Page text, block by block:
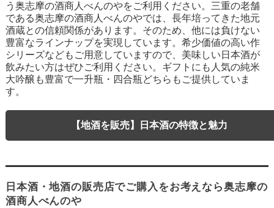
う奥志摩の酒商人べんのやをご利用ください。三重の老舗
である奥志摩の酒商人べんのやでは、長年培ってきた地元
酒蔵との信頼関係があります。そのため、他には負けない
豊富なラインナップを実現しています。希少価値の高い作
シリーズなどもご用意していますので、美味しい日本酒が
飲みたい方はぜひご利用ください。ギフトにも人気の純米
大吟醸も豊富で一升瓶・四合瓶どちらもご提供していま
す。
【地酒を販売】日本酒の特徴と魅力
日本酒・地酒の販売店でご購入をお考えなら奥志摩の
酒商人べんのや